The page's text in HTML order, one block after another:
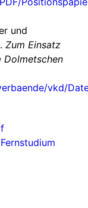
und
Zum Einsatz
Dolmetschen
vkd/